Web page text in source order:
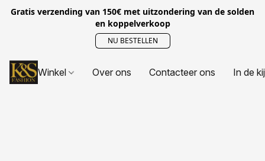
Gratis verzending van 150€ met uitzondering van de solden
en koppelverkoop
NU BESTELLEN
Winkel Over ons Contacteer ons In de